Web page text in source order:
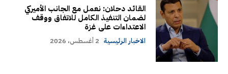
القائد دحلان: نعمل مع الجانب الأميركي
لضمان التنفيذ الكامل للاتفاق ووقف
الاعتداءات على غزة
الاخبار الرئيسية 2 أغسطس، 2026